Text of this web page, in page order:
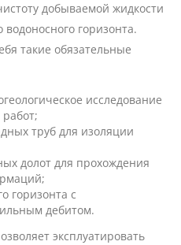
добываемой жидкости
горизонта.
такие обязательные
исследование
труб для изоляции
долот для прохождения
горизонта с
дебитом.
эксплуатировать